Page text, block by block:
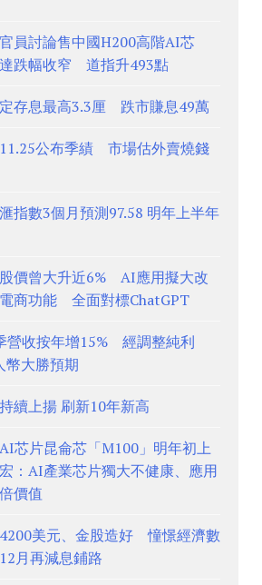
員討論售中國H200高階AI芯
跌幅收窄 道指升493點
存息最高3.3厘 跌市賺息49萬
公布季績 市場估外賣燒錢
指數3個月預測97.58 明年上半年
價曾大升近6% AI應用擬大改
商功能 全面對標ChatGPT
營收按年增15% 經調整純利
幣大勝預期
續上揚 刷新10年新高
芯片昆侖芯「M100」明年初上
：AI產業芯片獨大不健康、應用
價值
美元、金股造好 憧憬經濟數
月再減息鋪路